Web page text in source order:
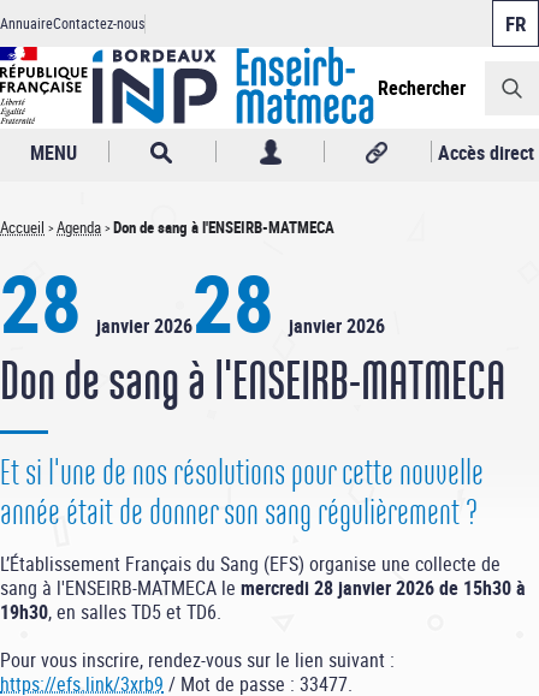
Aller
au
contenu
principal
Header
AnnuaireContactez-nous
Rechercher
MENU Accès direct
Fil
d'Ariane
Accueil Agenda Don de sang à l'ENSEIRB-MATMECA
28 janvier 202628 janvier 2026
Don de sang à l'ENSEIRB-MATMECA
Et si l'une de nos résolutions pour cette nouvelle
année était de donner son sang régulièrement ?
L’Établissement Français du Sang (EFS) organise une collecte de
sang à l'ENSEIRB-MATMECA le mercredi 28 janvier 2026 de 15h30 à
19h30, en salles TD5 et TD6.
Pour vous inscrire, rendez-vous sur le lien suivant :
https://efs.link/3xrb9 / Mot de passe : 33477.
Panneau de gestion des cookies